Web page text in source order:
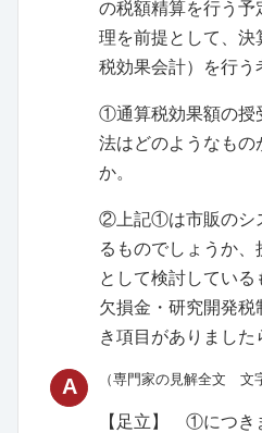
の税額精算を行う予
理を前提として、決
税効果会計）を行う
①通算税効果額の授
法はどのようなもの
か。
②上記①は市販のシ
るものでしょうか、
として検討してい
欠損金・研究開発
き項目がありました
A （専門家の見解全文 文
【足立】 ①につ